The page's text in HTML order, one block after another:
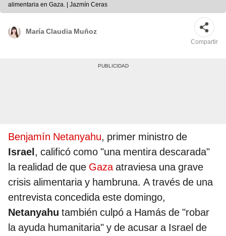
alimentaria en Gaza. | Jazmín Ceras
María Claudia Muñoz
Compartir
Benjamín Netanyahu, primer ministro de
Israel, calificó como "una mentira descarada"
la realidad de que Gazaatraviesa una grave
crisis alimentaria y hambruna. A través de una
entrevista concedida este domingo,
Netanyahu también culpó a Hamás de "robar
la ayuda humanitaria" y de acusar a Israel de